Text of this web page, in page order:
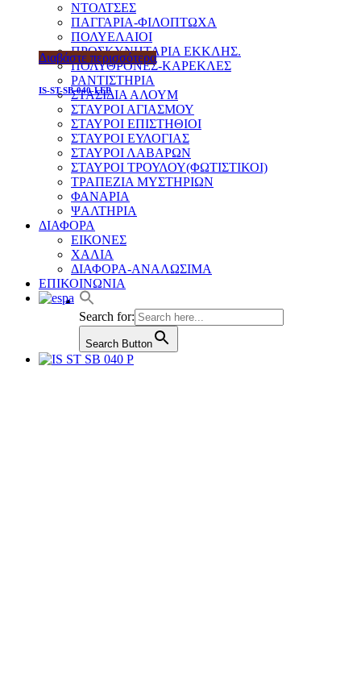
ΝΤΟΛΤΣΕΣ
ΠΑΓΓΑΡΙΑ-ΦΙΛΟΠΤΩΧΑ
ΠΟΛΥΕΛΑΙΟΙ
ΠΡΟΣΚΥΝΗΤΑΡΙΑ ΕΚΚΛΗΣ.
ΠΟΛΥΘΡΟΝΕΣ-ΚΑΡΕΚΛΕΣ
ΡΑΝΤΙΣΤΗΡΙΑ
ΣΤΑΣΙΔΙΑ ΑΛΟΥΜ
ΣΤΑΥΡΟΙ ΑΓΙΑΣΜΟΥ
ΣΤΑΥΡΟΙ ΕΠΙΣΤΗΘΙΟΙ
ΣΤΑΥΡΟΙ ΕΥΛΟΓΙΑΣ
ΣΤΑΥΡΟΙ ΛΑΒΑΡΩΝ
ΣΤΑΥΡΟΙ ΤΡΟΥΛΟΥ(ΦΩΤΙΣΤΙΚΟΙ)
ΤΡΑΠΕΖΙΑ ΜΥΣΤΗΡΙΩΝ
ΦΑΝΑΡΙΑ
ΨΑΛΤΗΡΙΑ
ΔΙΑΦΟΡΑ
ΕΙΚΟΝΕΣ
ΧΑΛΙΑ
ΔΙΑΦΟΡΑ-ΑΝΑΛΩΣΙΜΑ
ΕΠΙΚΟΙΝΩΝΙΑ
Search for:
Search Button
Διαβάστε περισσότερα
IS-ST-SB-040-LEP